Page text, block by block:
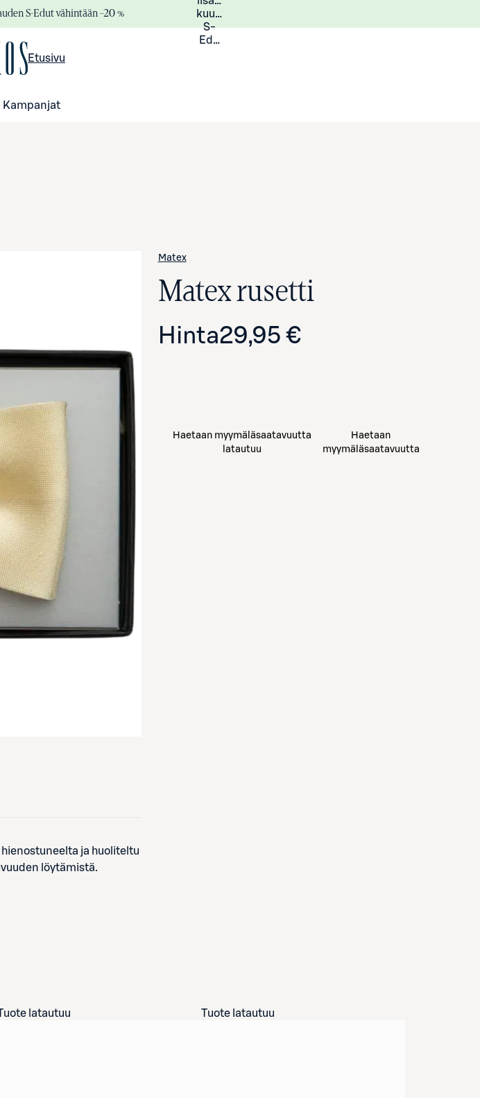
S-Edut vähintään –20 %
kuukauden
S-
Eduista
Etusivu
Kampanjat
Matex
Matex rusetti
Hinta29,95 €
Haetaan myymäläsaatavuutta
latautuu
Haetaan
myymäläsaatavuutta
ja huoliteltu
löytämistä.
latautuu Tuote latautuu